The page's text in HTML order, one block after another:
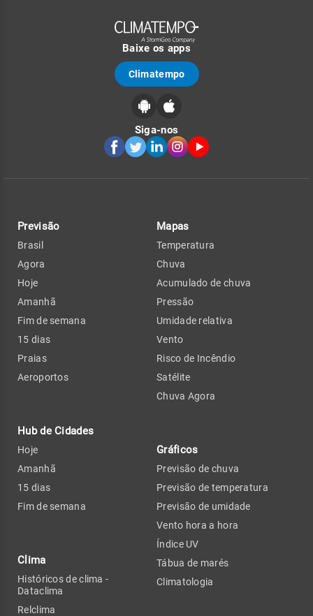
Baixe os apps
Climatempo
Siga-nos
Previsão
Brasil
Agora
Hoje
Amanhã
Fim de semana
15 dias
Praias
Aeroportos
Hub de Cidades
Hoje
Amanhã
15 dias
Fim de semana
Clima
Históricos de clima -
Dataclima
Relclima
Mapas
Temperatura
Chuva
Acumulado de chuva
Pressão
Umidade relativa
Vento
Risco de Incêndio
Satélite
Chuva Agora
Gráficos
Previsão de chuva
Previsão de temperatura
Previsão de umidade
Vento hora a hora
Índice UV
Tábua de marés
Climatologia